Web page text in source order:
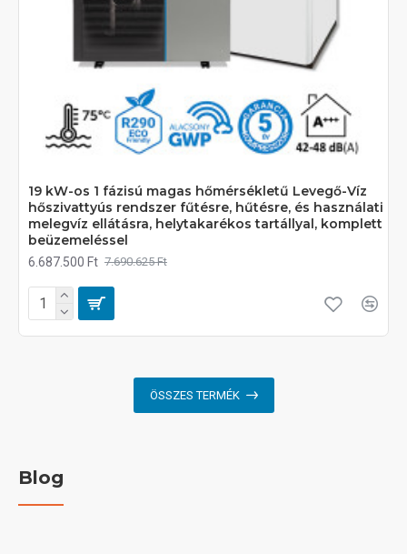
19 kW-os 1 fázisú magas hőmérsékletű Levegő-Víz
hőszivattyús rendszer fűtésre, hűtésre, és használati
melegvíz ellátásra, helytakarékos tartállyal, komplett
beüzemeléssel
6.687.500 Ft 7.690.625 Ft
ÖSSZES TERMÉK
Blog